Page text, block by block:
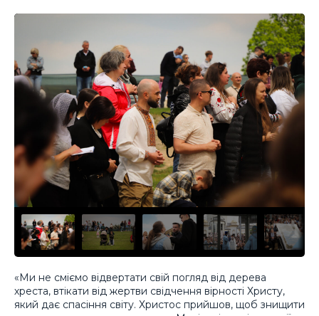
«Ми не сміємо відвертати свій погляд від дерева
хреста, втікати від жертви свідчення вірності Христу,
який дає спасіння світу. Христос прийшов, щоб знищити